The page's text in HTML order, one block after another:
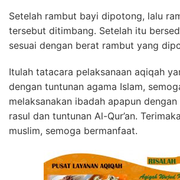
Setelah rambut bayi dipotong, lalu
tersebut ditimbang. Setelah itu
sesuai dengan berat rambut yang
Itulah tatacara pelaksanaan aqiqah
dengan tuntunan agama Islam,
melaksanakan ibadah apapun
rasul dan tuntunan Al-Qur’an.
muslim, semoga bermanfaat.